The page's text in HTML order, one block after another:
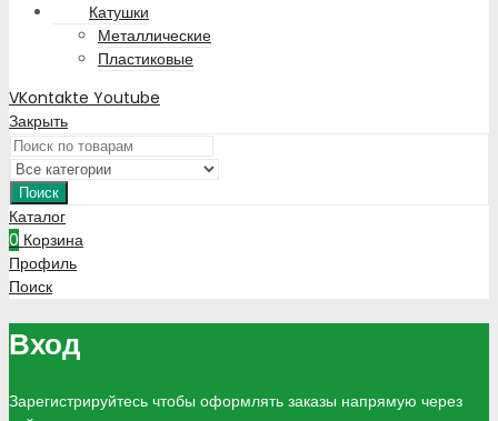
Катушки
Металлические
Пластиковые
VKontakte Youtube
Закрыть
Поиск
Каталог
0 Корзина
Профиль
Поиск
Вход
Зарегистрируйтесь чтобы оформлять заказы напрямую через